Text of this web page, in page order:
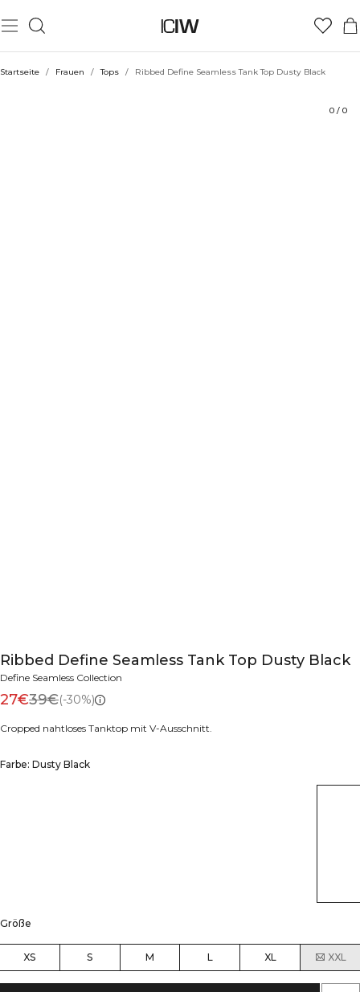
Startseite / Frauen / Tops / Ribbed Define Seamless Tank Top Dusty Black
0 / 0
Ribbed Define Seamless Tank Top Dusty Black
Define Seamless Collection
27€39€(-30%)
Cropped nahtloses Tanktop mit V-Ausschnitt.
Farbe: Dusty Black
Größe
XS S M L XL XXL